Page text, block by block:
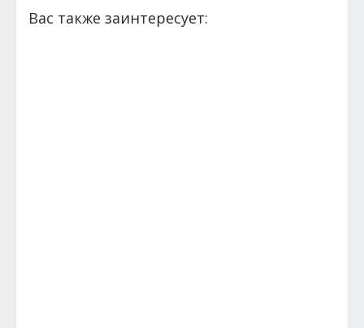
Вас также заинтересует: